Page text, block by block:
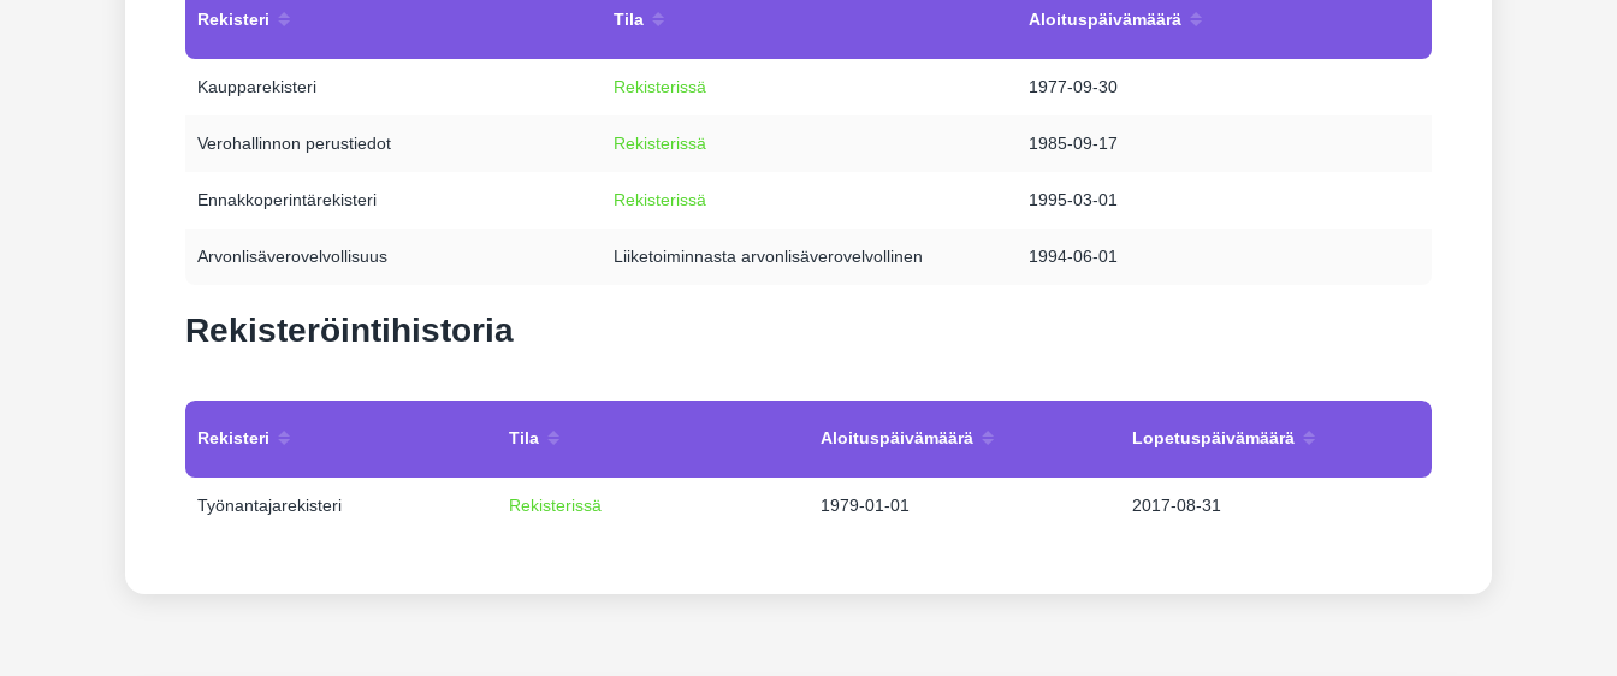
Rekisteri Tila Aloituspäivämäärä
Kaupparekisteri Rekisterissä 1977-09-30
Verohallinnon perustiedot Rekisterissä 1985-09-17
Ennakkoperintärekisteri Rekisterissä 1995-03-01
Arvonlisäverovelvollisuus Liiketoiminnasta arvonlisäverovelvollinen 1994-06-01
Rekisteröintihistoria
Rekisteri Tila Aloituspäivämäärä Lopetuspäivämäärä
Työnantajarekisteri Rekisterissä 1979-01-01 2017-08-31